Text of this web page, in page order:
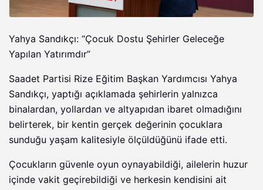
Yahya Sandıkçı: “Çocuk Dostu Şehirler Geleceğe
Yapılan Yatırımdır”
Saadet Partisi Rize Eğitim Başkan Yardımcısı Yahya
Sandıkçı, yaptığı açıklamada şehirlerin yalnızca
binalardan, yollardan ve altyapıdan ibaret olmadığını
belirterek, bir kentin gerçek değerinin çocuklara
sunduğu yaşam kalitesiyle ölçüldüğünü ifade etti.
Çocukların güvenle oyun oynayabildiği, ailelerin huzur
içinde vakit geçirebildiği ve herkesin kendisini ait